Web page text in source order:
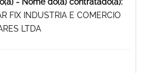
FIX INDUSTRIA E COMERCIO
LTDA